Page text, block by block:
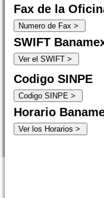
Fax de la
SWIFT
Codigo SINPE
Horario